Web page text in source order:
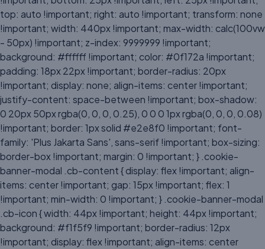
top: auto !important; right: auto !important; transform: none
!important; width: 440px !important; max-width: calc(100vw
- 50px) !important; z-index: 9999999 !important;
background: #ffffff !important; color: #0f172a !important;
padding: 18px 22px !important; border-radius: 20px
!important; display: none; align-items: center !important;
justify-content: space-between !important; box-shadow:
0 20px 50px rgba(0, 0, 0, 0.25), 0 0 0 1px rgba(0, 0, 0, 0.08)
!important; border: 1px solid #e2e8f0 !important; font-
family: 'Plus Jakarta Sans', sans-serif !important; box-sizing:
border-box !important; margin: 0 !important; } .cookie-
banner-modal .cb-content { display: flex !important; align-
items: center !important; gap: 15px !important; flex: 1
!important; min-width: 0 !important; } .cookie-banner-modal
.cb-icon { width: 44px !important; height: 44px !important;
background: #f1f5f9 !important; border-radius: 12px
!important; display: flex !important; align-items: center